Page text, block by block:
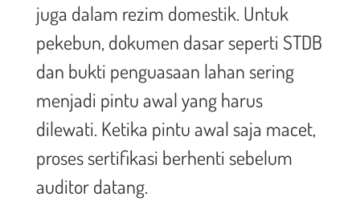
juga dalam rezim domestik. Untuk
pekebun, dokumen dasar seperti STDB
dan bukti penguasaan lahan sering
menjadi pintu awal yang harus
dilewati. Ketika pintu awal saja macet,
proses sertifikasi berhenti sebelum
auditor datang.